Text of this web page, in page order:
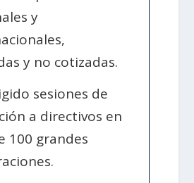
y
y no cotizadas.
sesiones de
a directivos en
100 grandes